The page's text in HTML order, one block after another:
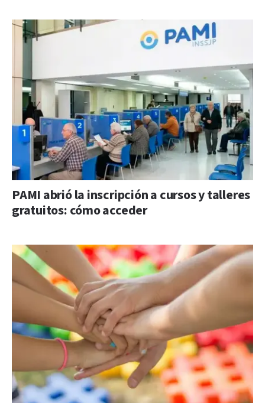
PAMI abrió la inscripción a cursos y talleres
gratuitos: cómo acceder